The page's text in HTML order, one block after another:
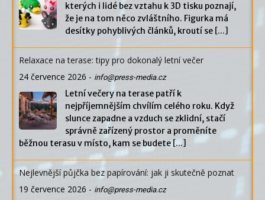
kterých i lidé bez vztahu k 3D tisku poznají,
že je na tom něco zvláštního. Figurka má
desítky pohyblivých článků, kroutí se [...]
Relaxace na terase: tipy pro dokonalý letní večer
24 července 2026 - info@press-media.cz
Letní večery na terase patří k
nejpříjemnějším chvílím celého roku. Když
slunce zapadne a vzduch se zklidní, stačí
správně zařízený prostor a proměníte
běžnou terasu v místo, kam se budete [...]
Nejlevnější půjčka bez papírování: jak ji skutečně poznat
19 července 2026 - info@press-media.cz